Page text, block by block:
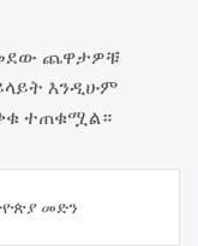
ጨዋታዎቹ
እንዲሁም
ተጠቁሟል።
መድን